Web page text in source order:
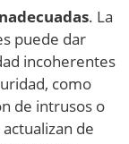
. La
puede dar
incoherentes
como
de intrusos o
de